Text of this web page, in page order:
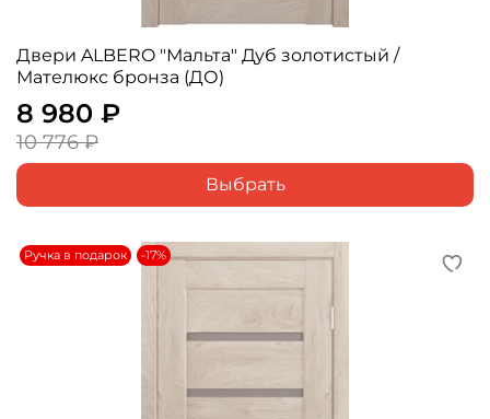
Двери ALBERO "Мальта" Дуб золотистый /
Мателюкс бронза (ДО)
8 980 ₽
10 776 ₽
Выбрать
Ручка в подарок -17%